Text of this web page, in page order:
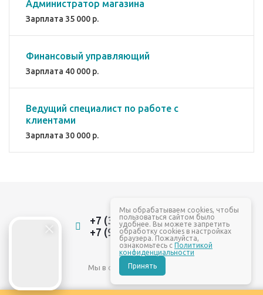
Администратор магазина
Зарплата 35 000 р.
Финансовый управляющий
Зарплата 40 000 р.
Ведущий специалист по работе с
клиентами
Зарплата 30 000 р.
+7 (3532) 22-88-84
+7 (961) 937-88-84
Мы в социальных сетях:
Мы обрабатываем cookies, чтобы
пользоваться сайтом было
удобнее. Вы можете запретить
обработку cookies в настройках
браузера. Пожалуйста,
ознакомьтесь с Политикой
конфиденциальности
Принять